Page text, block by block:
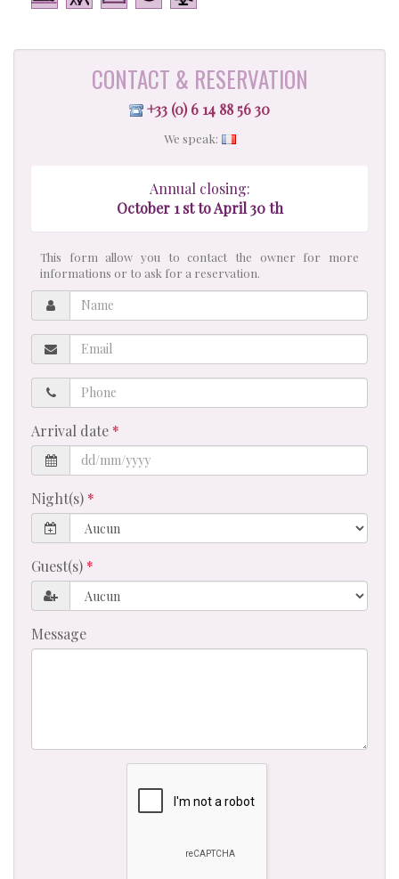
CONTACT & RESERVATION
+33 (0) 6 14 88 56 30
We speak:
Annual closing:
October 1 st to April 30 th
This form allow you to contact the owner for more
informations or to ask for a reservation.
Name
Email
Phone
Arrival date
Night(s)
Guest(s)
Message